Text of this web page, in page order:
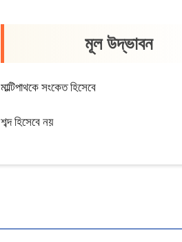
মূল উদ্ভাবন
মাল্টিপাথকে সংকেত হিসেবে
শব্দ হিসেবে নয়